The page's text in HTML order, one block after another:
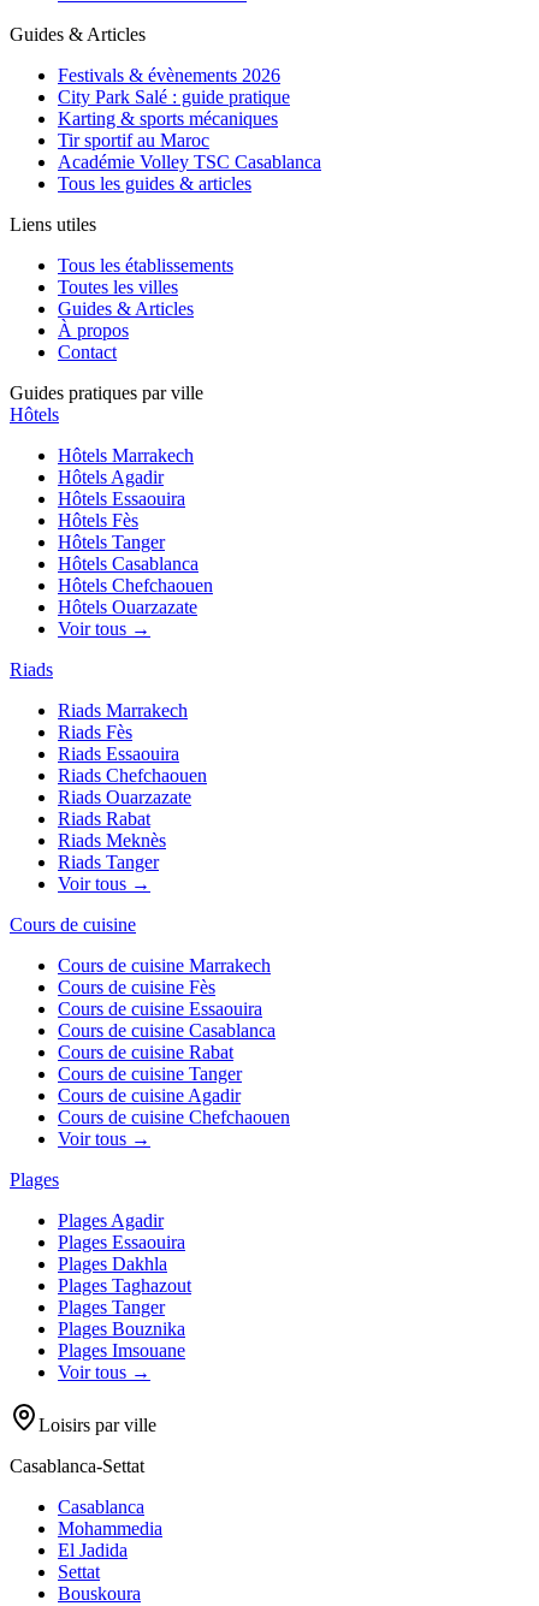
Guides & Articles
Festivals & évènements 2026
City Park Salé : guide pratique
Karting & sports mécaniques
Tir sportif au Maroc
Académie Volley TSC Casablanca
Tous les guides & articles
Liens utiles
Tous les établissements
Toutes les villes
Guides & Articles
À propos
Contact
Guides pratiques par ville
Hôtels
Hôtels Marrakech
Hôtels Agadir
Hôtels Essaouira
Hôtels Fès
Hôtels Tanger
Hôtels Casablanca
Hôtels Chefchaouen
Hôtels Ouarzazate
Voir tous →
Riads
Riads Marrakech
Riads Fès
Riads Essaouira
Riads Chefchaouen
Riads Ouarzazate
Riads Rabat
Riads Meknès
Riads Tanger
Voir tous →
Cours de cuisine
Cours de cuisine Marrakech
Cours de cuisine Fès
Cours de cuisine Essaouira
Cours de cuisine Casablanca
Cours de cuisine Rabat
Cours de cuisine Tanger
Cours de cuisine Agadir
Cours de cuisine Chefchaouen
Voir tous →
Plages
Plages Agadir
Plages Essaouira
Plages Dakhla
Plages Taghazout
Plages Tanger
Plages Bouznika
Plages Imsouane
Voir tous →
Loisirs par ville
Casablanca-Settat
Casablanca
Mohammedia
El Jadida
Settat
Bouskoura